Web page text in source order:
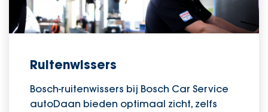
Ruitenwissers
Bosch-ruitenwissers bij Bosch Car Service
autoDaan bieden optimaal zicht, zelfs